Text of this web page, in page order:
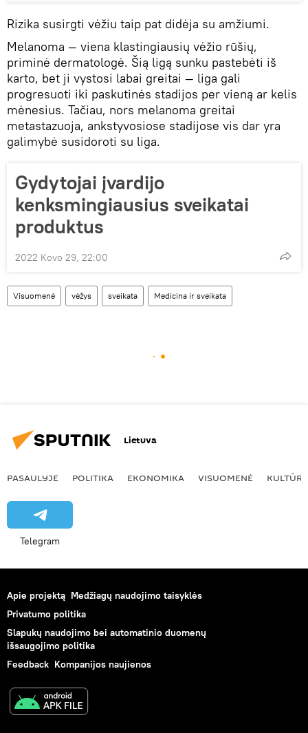
Rizika susirgti vėžiu taip pat didėja su amžiumi.
Melanoma — viena klastingiausių vėžio rūšių,
priminė dermatologė. Šią ligą sunku pastebėti iš
karto, bet ji vystosi labai greitai — liga gali
progresuoti iki paskutinės stadijos per vieną ar kelis
mėnesius. Tačiau, nors melanoma greitai
metastazuoja, ankstyvosiose stadijose vis dar yra
galimybė susidoroti su liga.
Gydytojai įvardijo
kenksmingiausius sveikatai
produktus
2022 Kovo 29, 22:00
Visuomenė vėžys sveikata Medicina ir sveikata
Lietuva
PASAULYJE POLITIKA EKONOMIKA VISUOMENĖ KULTŪRA
Telegram
Apie projektą Medžiagų naudojimo taisyklės
Privatumo politika
Slapukų naudojimo bei automatinio duomenų
išsaugojimo politika
Feedback Kompanijos naujienos